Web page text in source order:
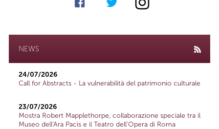
NEWS
24/07/2026
Call for Abstracts - La vulnerabilità del patrimonio culturale
23/07/2026
Mostra Robert Mapplethorpe, collaborazione speciale tra il
Museo dell'Ara Pacis e il Teatro dell'Opera di Roma